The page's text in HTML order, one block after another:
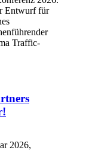
Entwurf für
Traffic-
2026,